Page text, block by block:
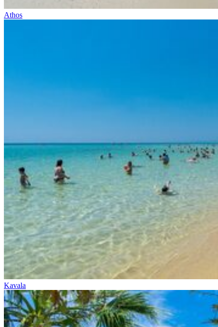
Athos
Kavala